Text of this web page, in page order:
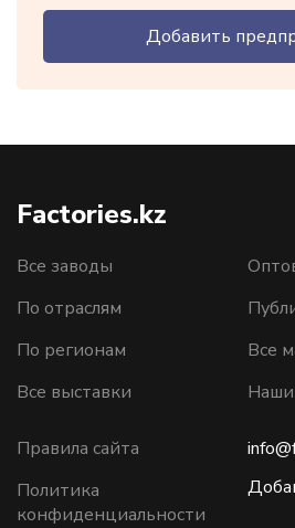
Добавить
Factories.kz
Все заводы
По отраслям
По регионам
Все выставки
Все
Правила сайта
Политика
конфиденциальности